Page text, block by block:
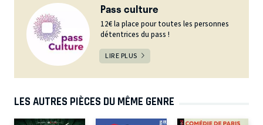
Pass culture
12€ la place pour toutes les personnes
détentrices du pass !
LIRE PLUS
LES AUTRES PIÈCES DU MÊME GENRE